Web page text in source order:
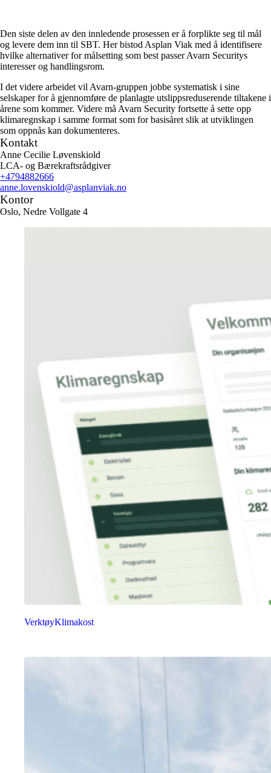
Den siste delen av den innledende prosessen er å forplikte seg til mål
og levere dem inn til SBT. Her bistod Asplan Viak med å identifisere
hvilke alternativer for målsetting som best passer Avarn Securitys
interesser og handlingsrom.
I det videre arbeidet vil Avarn-gruppen jobbe systematisk i sine
selskaper for å gjennomføre de planlagte utslippsreduserende tiltakene i
årene som kommer. Videre må Avarn Security fortsette å sette opp
klimaregnskap i samme format som for basisåret slik at utviklingen
som oppnås kan dokumenteres.
Kontakt
Anne Cecilie Løvenskiold
LCA- og Bærekraftsrådgiver
+4794882666
anne.lovenskiold@asplanviak.no
Kontor
Oslo, Nedre Vollgate 4
VerktøyKlimakost